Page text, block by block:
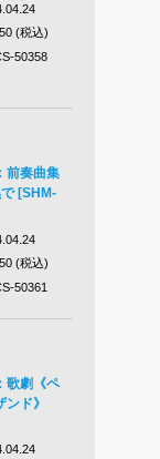
(税込)
50358
前奏曲集
[SHM-
(税込)
50361
歌劇《ペ
ド》